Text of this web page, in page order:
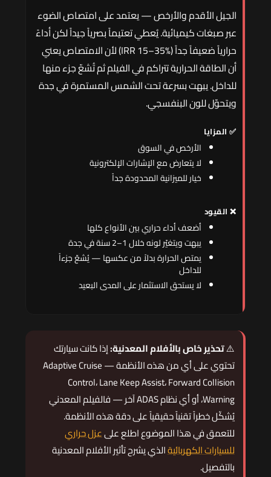
الجيل الأقدم والأرخص — يعتمد على امتصاص الضوء
عبر صبغات كيميائية. يُعطي تعتيماً بصرياً جيداً لكن أداءً
حرارياً ضعيفاً جداً (IRR 15–35%) لأن الامتصاص يعني
أن الطاقة الحرارية تتراكم في الفيلم ثم تُشعّ جزء منها
للداخل. يبهت بسرعة تحت الشمس المستمرة في جدة
ويتحوّل للون البنفسجي.
✅ المزايا
الأرخص في السوق
لا يتعارض مع الإشارات الإلكترونية
خيار للميزانية المحدودة جداً
❌ القيود
أضعف أداء حراري بين الأنواع كلها
يبهت ويتغيّر لونه خلال 1–2 سنة في جدة
يمتص الحرارة بدلاً من عكسها — يُشعّ جزءاً
للداخل
لا يستحق الاستثمار على المدى البعيد
⚠️تحذير خاص بالأفلام المعدنية:إذا كانت سيارتك
تحتوي على أي من هذه الأنظمة — Adaptive Cruise
Control، Lane Keep Assist، Forward Collision
Warning، أو أي نظام ADAS آخر — فالفيلم المعدني
يُشكّل خطراً تقنياً حقيقياً على دقة هذه الأنظمة.
للتعمق في هذا الموضوع اطلع علىعزل حراري
للسيارات الكهربائيةالذي يشرح تأثير الأفلام المعدنية
بالتفصيل.